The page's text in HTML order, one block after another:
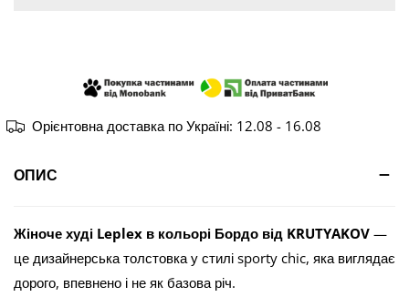
Орієнтовна доставка по Україні: 12.08 - 16.08
ОПИС
Жіноче худі Leplex в кольорі Бордо від KRUTYAKOV —
це дизайнерська толстовка у стилі sporty chic, яка виглядає
дорого, впевнено і не як базова річ.